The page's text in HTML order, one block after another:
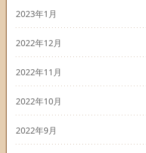
2023年1月
2022年12月
2022年11月
2022年10月
2022年9月